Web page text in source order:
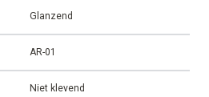
Glanzend
AR-01
Niet klevend